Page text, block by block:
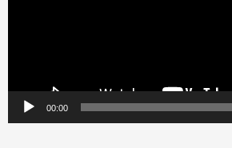
00:00